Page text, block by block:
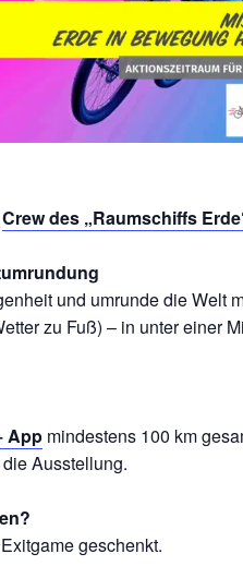
Crew des „Raumschiffs
und umrunde die Welt
zu Fuß) – in unter einer
App mindestens 100 km
Ausstellung.
geschenkt.